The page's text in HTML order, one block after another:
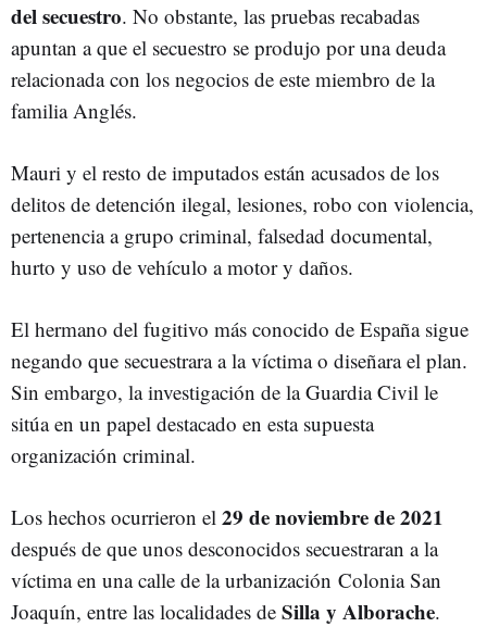
del secuestro. No obstante, las pruebas recabadas
apuntan a que el secuestro se produjo por una deuda
relacionada con los negocios de este miembro de la
familia Anglés.
Mauri y el resto de imputados están acusados de los
delitos de detención ilegal, lesiones, robo con violencia,
pertenencia a grupo criminal, falsedad documental,
hurto y uso de vehículo a motor y daños.
El hermano del fugitivo más conocido de España sigue
negando que secuestrara a la víctima o diseñara el plan.
Sin embargo, la investigación de la Guardia Civil le
sitúa en un papel destacado en esta supuesta
organización criminal.
Los hechos ocurrieron el 29 de noviembre de 2021
después de que unos desconocidos secuestraran a la
víctima en una calle de la urbanización Colonia San
Joaquín, entre las localidades de Silla y Alborache.